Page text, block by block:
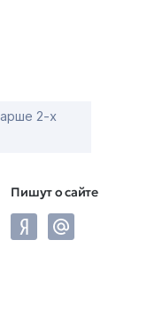
2-х
Пишут о сайте